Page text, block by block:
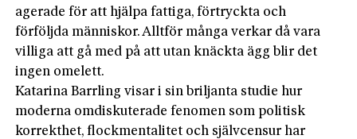
agerade för att hjälpa fattiga, förtryckta och
förföljda människor. Alltför många verkar då vara
villiga att gå med på att utan knäckta ägg blir det
ingen omelett.
Katarina Barrling visar i sin briljanta studie hur
moderna omdiskuterade fenomen som politisk
korrekthet, flockmentalitet och självcensur har